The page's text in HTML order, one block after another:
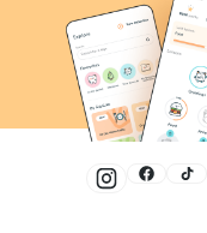
Um jeito